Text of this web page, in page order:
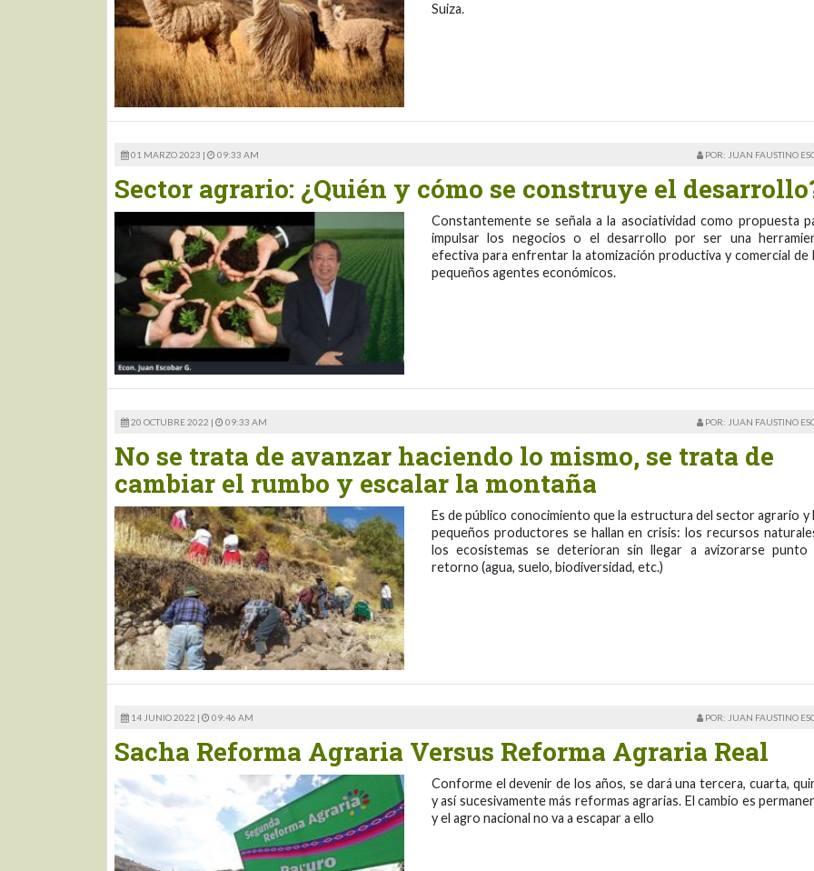
Suiza.
01 MARZO 2023 | 09:33 AM POR: JUAN FAUSTINO
Sector agrario: ¿Quién y cómo se construye el
Constantemente se señala a la asociatividad como propuesta
impulsar los negocios o el desarrollo por ser una
efectiva para enfrentar la atomización productiva y comercial de
pequeños agentes económicos.
20 OCTUBRE 2022 | 09:33 AM POR: JUAN FAUSTINO
No se trata de avanzar haciendo lo mismo, se trata de
cambiar el rumbo y escalar la montaña
Es de público conocimiento que la estructura del sector agrario y
pequeños productores se hallan en crisis: los recursos
los ecosistemas se deterioran sin llegar a avizorarse punto
retorno (agua, suelo, biodiversidad, etc.)
14 JUNIO 2022 | 09:46 AM POR: JUAN FAUSTINO
Sacha Reforma Agraria Versus Reforma Agraria Real
Conforme el devenir de los años, se dará una tercera, cuarta,
y así sucesivamente más reformas agrarias. El cambio es
y el agro nacional no va a escapar a ello